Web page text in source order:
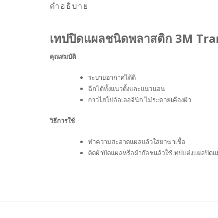
คำอธิบาย
เทปปิดแผลชนิดพลาสติก 3M
คุณสมบัติ
ระบายอากาศได้ดี
ฉีกได้ทั้งแนวตั้งและแนวนอน
กาวไฮโปอัลเลอจินิก ไม่ระคายเคืองผิว
วิธีการใช้
ทำความสะอาดแผลแล้วใส่ยาฆ่าเชื้อ
ติดผ้าปิดแผลหรือผ้าก๊อชแล้วใช้เทปแต่งแผลปิดแ